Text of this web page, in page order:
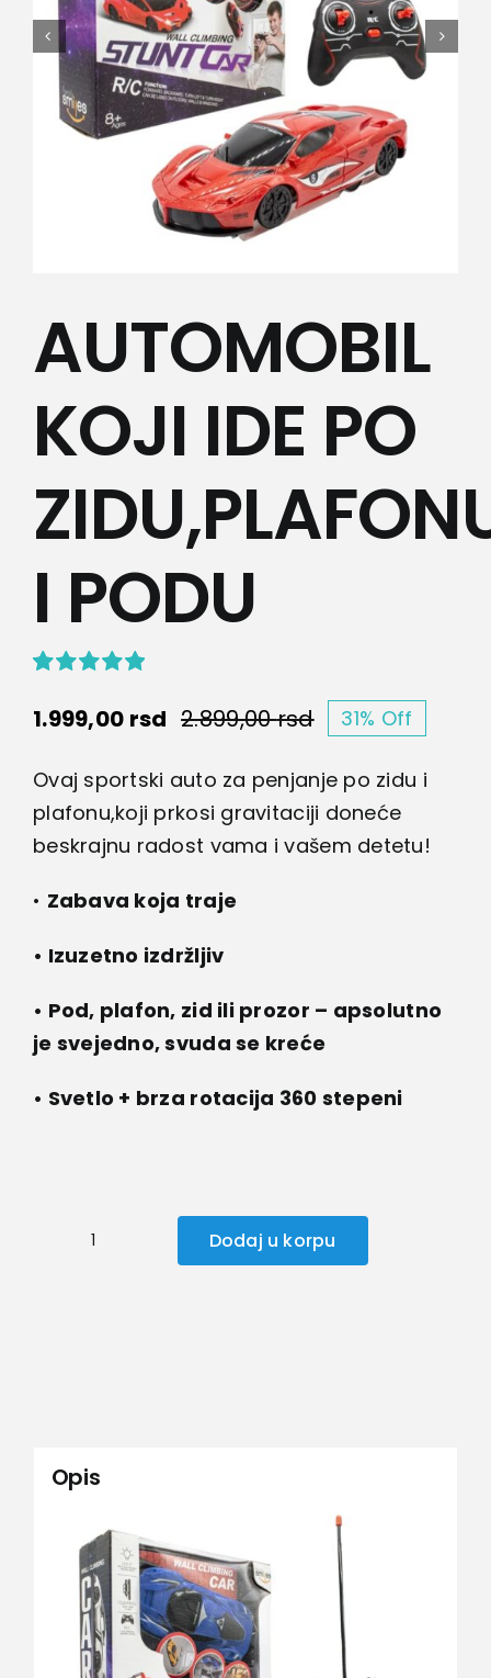
Kamere
Medicinska oprema
Sport i razonoda
Svi proizvodi
AUTOMOBIL
KOJI IDE PO
I PODU
5.00od 5 na
osnovu
kupaca
2.899,00rsd Originalna
cena
je
bila:
1.999,00 rsd
Trenutna
cena
je:
1.999,00 rsd.
31% Off
Ovaj sportski auto za penjanje po zidu i
plafonu,koji prkosi gravitaciji doneće
beskrajnu radost vama i vašem detetu!
• Zabava koja traje
• Izuzetno izdržljiv
• Pod, plafon, zid ili prozor – apsolutno
je svejedno, svuda se kreće
• Svetlo + brza rotacija 360 stepeni
AUTOMOBIL
količina
Dodaj u korpu
Opis